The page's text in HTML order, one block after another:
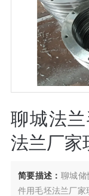
聊城法
法兰厂家
简要描述： 聊城储
件用毛坯法兰厂家